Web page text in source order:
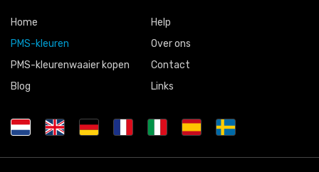
Home
PMS-kleuren
PMS-kleurenwaaier kopen
Blog
Help
Over ons
Contact
Links